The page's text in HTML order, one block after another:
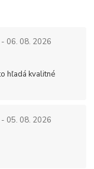
- 06. 08. 2026
hľadá kvalitné
- 05. 08. 2026